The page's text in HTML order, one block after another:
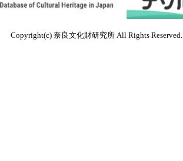
Copyright(c) 奈良文化財研究所 All Rights Reserved.